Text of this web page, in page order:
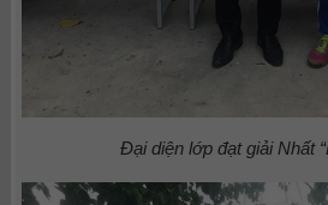
Đại diện lớp đạt giải Nhất